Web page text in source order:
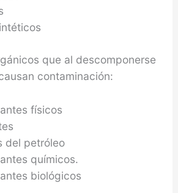
que al descomponerse
contaminación:
físicos
del petróleo
químicos.
biológicos